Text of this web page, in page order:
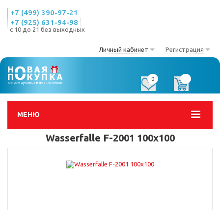
+7 (499) 390-97-21
+7 (925) 631-94-98
с 10 до 21 без выходных
Личный кабинет Регистрация
МЕНЮ
0
Wasserfalle F-2001 100х100